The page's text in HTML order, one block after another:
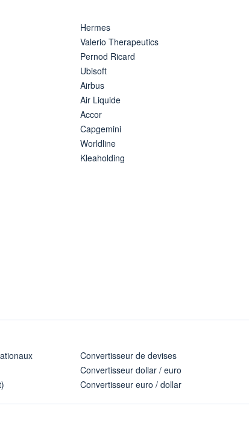
Hermes
Valerio Therapeutics
Pernod Ricard
Ubisoft
Airbus
Air Liquide
Accor
Capgemini
Worldline
Kleaholding
Convertisseur de devises
Convertisseur dollar / euro
Convertisseur euro / dollar